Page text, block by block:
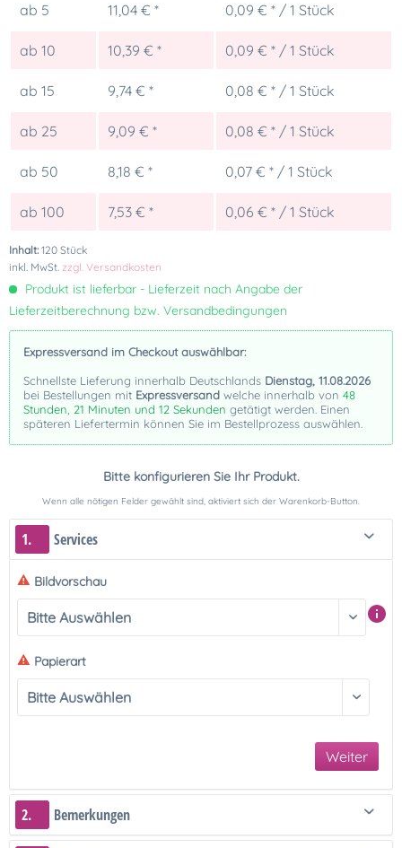
ab 5 11,04 € * 0,09 € * / 1 Stück
ab 10 10,39 € * 0,09 € * / 1 Stück
ab 15 9,74 € * 0,08 € * / 1 Stück
ab 25 9,09 € * 0,08 € * / 1 Stück
ab 50 8,18 € * 0,07 € * / 1 Stück
ab 100 7,53 € * 0,06 € * / 1 Stück
Inhalt: 120 Stück
inkl. MwSt. zzgl. Versandkosten
Produkt ist lieferbar - Lieferzeit nach Angabe der
Lieferzeitberechnung bzw. Versandbedingungen
Expressversand im Checkout auswählbar:
Schnellste Lieferung innerhalb Deutschlands Dienstag, 11.08.2026
bei Bestellungen mit Expressversand welche innerhalb von 48
Stunden, 21 Minuten und 12 Sekunden getätigt werden. Einen
späteren Liefertermin können Sie im Bestellprozess auswählen.
Bitte konfigurieren Sie Ihr Produkt.
Wenn alle nötigen Felder gewählt sind, aktiviert sich der Warenkorb-Button.
1. Services
Bildvorschau
Papierart
Weiter
2. Bemerkungen